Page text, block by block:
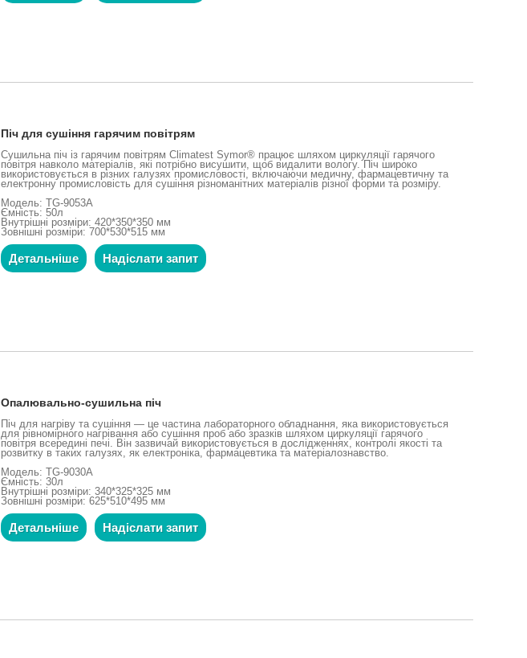
Піч для сушіння гарячим повітрям
Сушильна піч із гарячим повітрям Climatest Symor® працює шляхом циркуляції гарячого
повітря навколо матеріалів, які потрібно висушити, щоб видалити вологу. Піч широко
використовується в різних галузях промисловості, включаючи медичну, фармацевтичну та
електронну промисловість для сушіння різноманітних матеріалів різної форми та розміру.
Модель: TG-9053A
Ємність: 50л
Внутрішні розміри: 420*350*350 мм
Зовнішні розміри: 700*530*515 мм
Детальніше Надіслати запит
Опалювально-сушильна піч
Піч для нагріву та сушіння — це частина лабораторного обладнання, яка використовується
для рівномірного нагрівання або сушіння проб або зразків шляхом циркуляції гарячого
повітря всередині печі. Він зазвичай використовується в дослідженнях, контролі якості та
розвитку в таких галузях, як електроніка, фармацевтика та матеріалознавство.
Модель: TG-9030A
Ємність: 30л
Внутрішні розміри: 340*325*325 мм
Зовнішні розміри: 625*510*495 мм
Детальніше Надіслати запит